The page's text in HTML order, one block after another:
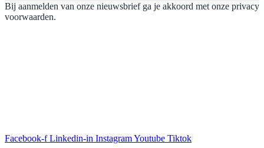
Bij aanmelden van onze nieuwsbrief ga je akkoord met onze privacy
voorwaarden.
Facebook-f Linkedin-in InstagramYoutube Tiktok